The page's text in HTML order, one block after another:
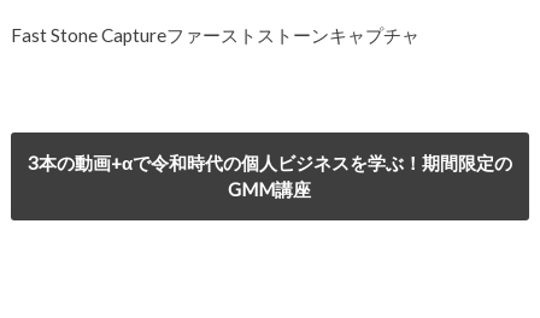
Fast Stone Captureファーストストーンキャプチャ
3本の動画+αで令和時代の個人ビジネスを学ぶ！期間限定の
GMM講座